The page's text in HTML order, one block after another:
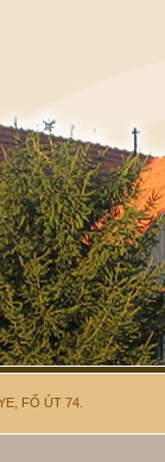
FŐ ÚT 74.